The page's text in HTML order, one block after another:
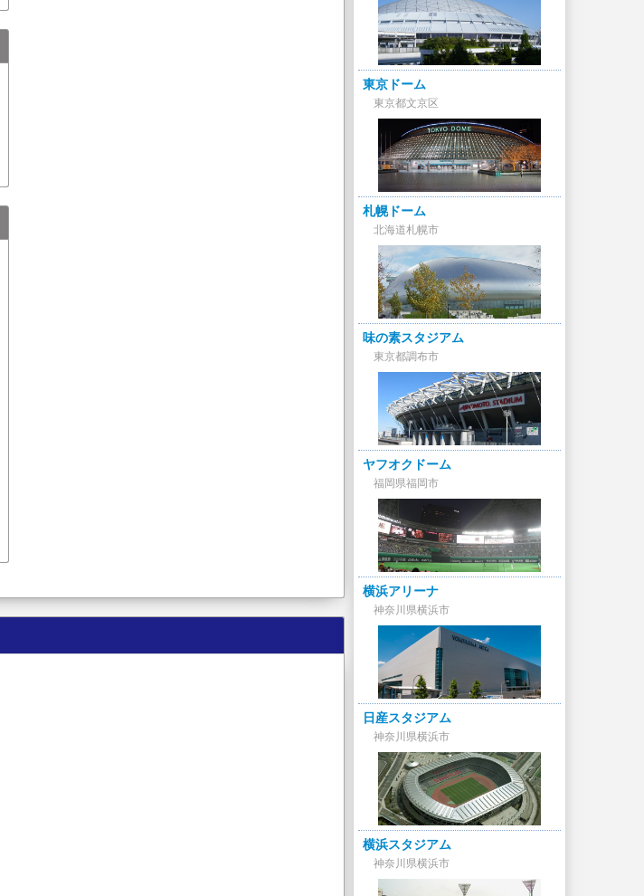
東京ドーム
東京都文京区
札幌ドーム
北海道札幌市
味の素スタジアム
東京都調布市
ヤフオクドーム
福岡県福岡市
横浜アリーナ
神奈川県横浜市
日産スタジアム
神奈川県横浜市
横浜スタジアム
神奈川県横浜市